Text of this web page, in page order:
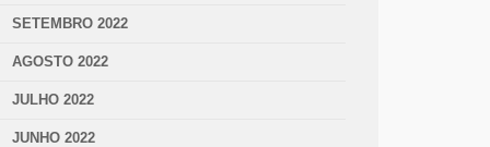
SETEMBRO 2022
AGOSTO 2022
JULHO 2022
JUNHO 2022